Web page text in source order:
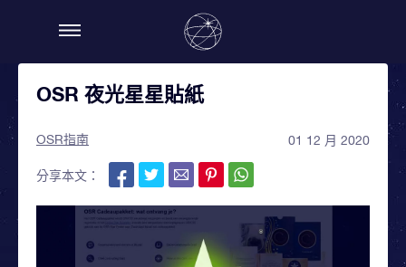
OSR 夜光星星貼紙
OSR指南 01 12 月 2020
分享本文：